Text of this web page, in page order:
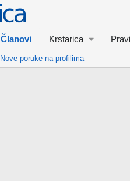
Članovi Krstarica
Nove poruke na profilima